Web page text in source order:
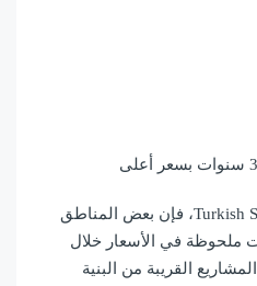
Turkish، فإن بعض المناطق
ملحوظة في الأسعار خلال
القريبة من البنية